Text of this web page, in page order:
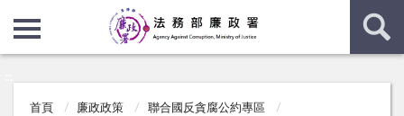
首頁 廉政政策
聯合國反貪腐公約專區